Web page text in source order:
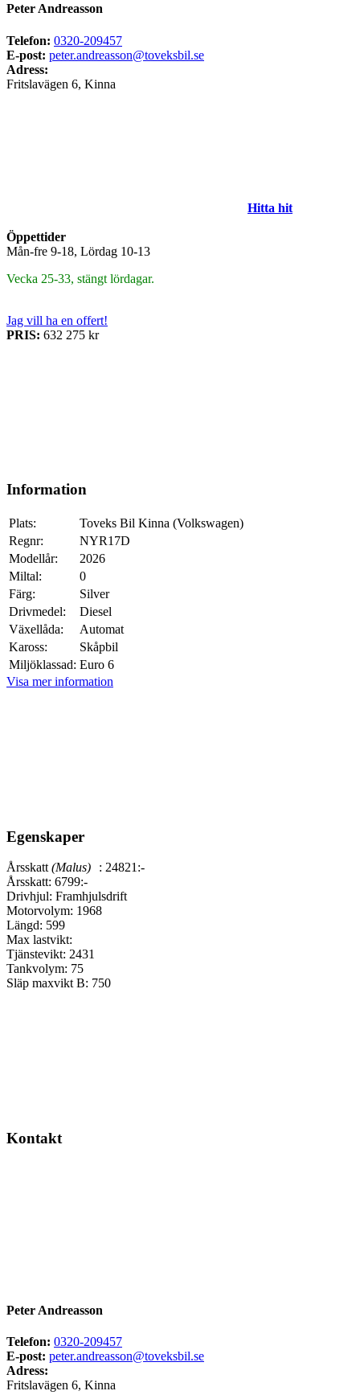
Peter Andreasson
Telefon: 0320-209457
E-post: peter.andreasson@toveksbil.se
Adress:
Fritslavägen 6, Kinna
Hitta hit
Öppettider
Mån-fre 9-18, Lördag 10-13
Vecka 25-33, stängt lördagar.
Jag vill ha en offert!
PRIS: 632 275 kr
Information
Plats:
Toveks Bil Kinna (Volkswagen)
Regnr:
NYR17D
Modellår:
2026
Miltal:
0
Färg:
Silver
Drivmedel:
Diesel
Växellåda:
Automat
Kaross:
Skåpbil
Miljöklassad: Euro 6
Visa mer information
Egenskaper
Årsskatt(Malus) : 24821:-
Årsskatt: 6799:-
Drivhjul: Framhjulsdrift
Motorvolym: 1968
Längd: 599
Max lastvikt:
Tjänstevikt: 2431
Tankvolym: 75
Släp maxvikt B: 750
Kontakt
Peter Andreasson
Telefon: 0320-209457
E-post: peter.andreasson@toveksbil.se
Adress:
Fritslavägen 6, Kinna